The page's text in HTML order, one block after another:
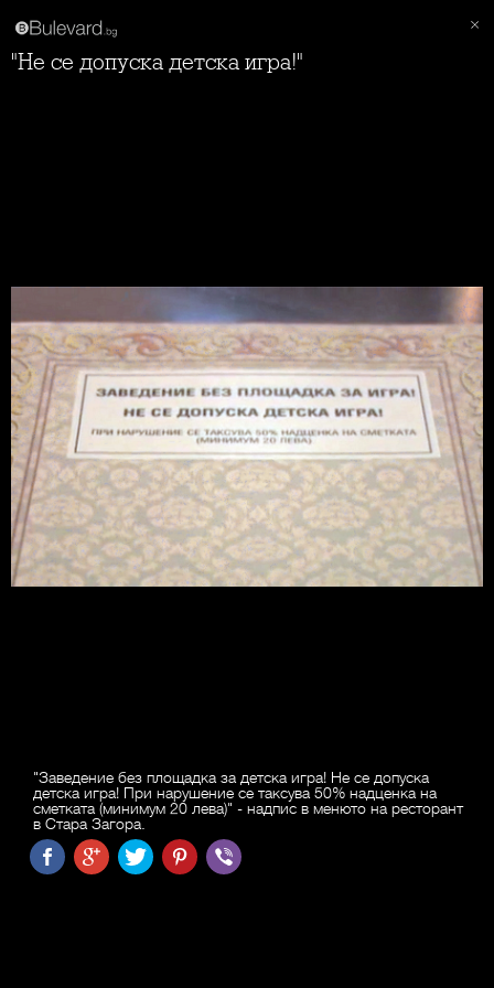
"Не се допуска детска игра!"
"Заведение без площадка за детска игра! Не се допуска
детска игра! При нарушение се таксува 50% надценка на
сметката (минимум 20 лева)" - надпис в менюто на ресторант
в Стара Загора.